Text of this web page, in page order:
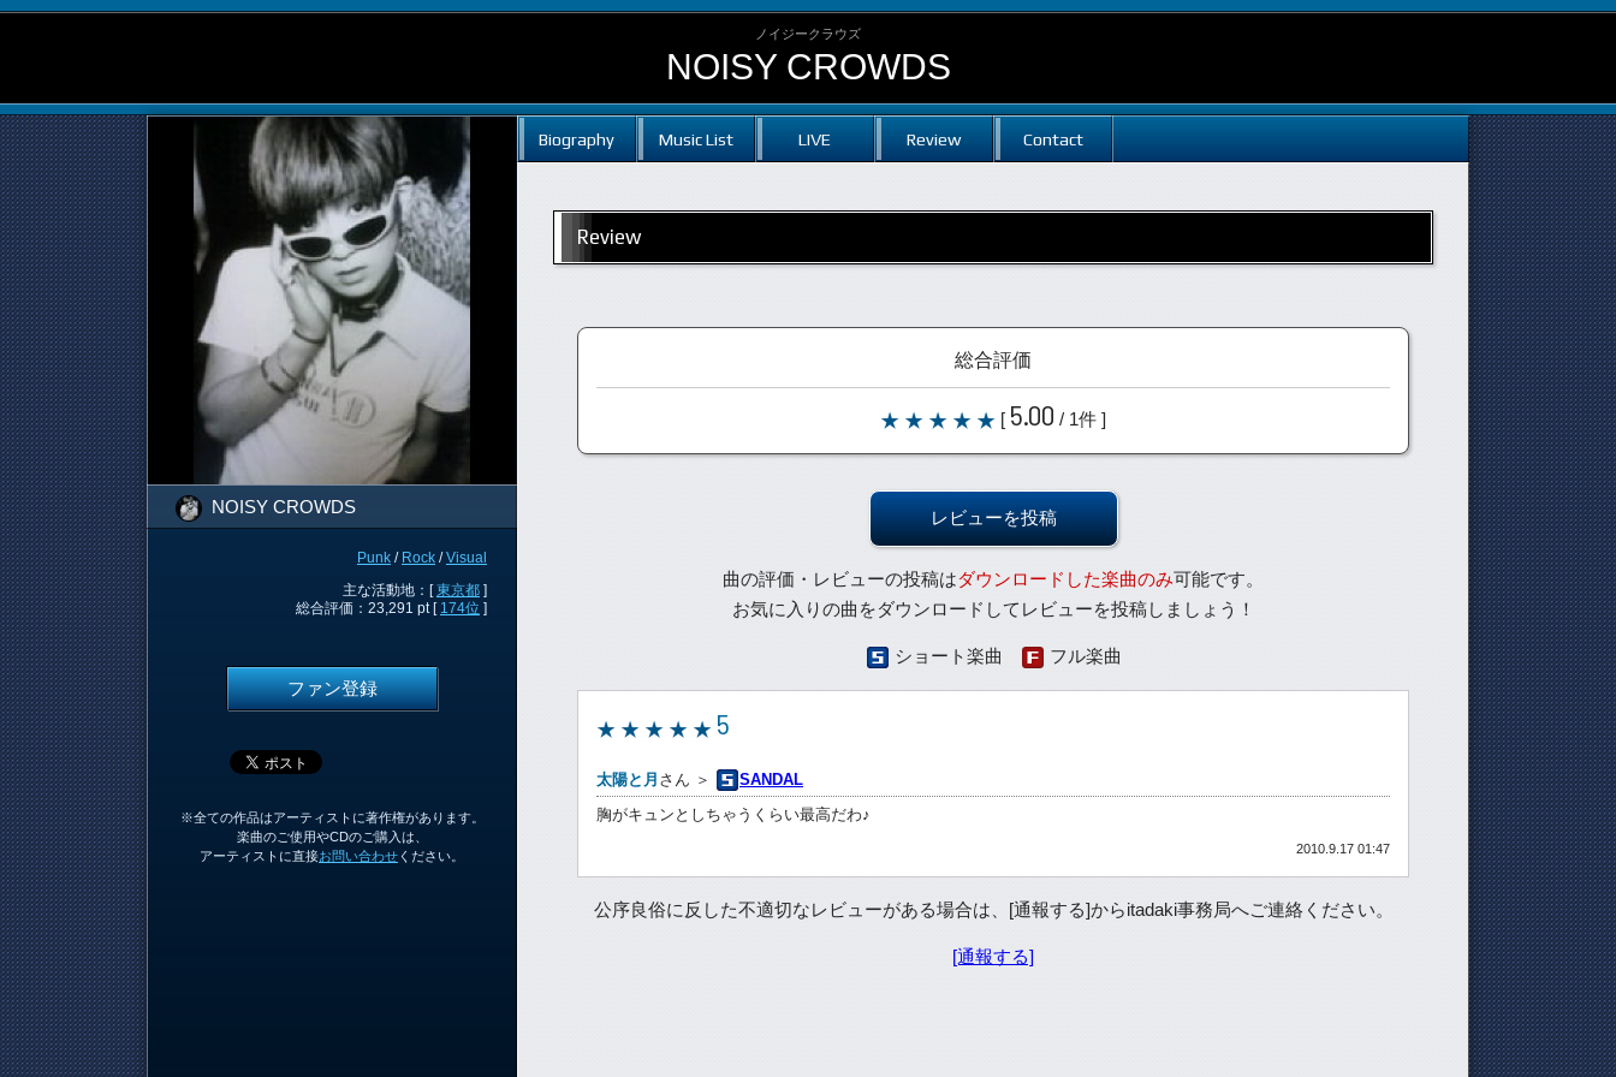
ノイジークラウズ
NOISY CROWDS
NOISY CROWDS
Punk / Rock /Visual
主な活動地：[東京都 ]
総合評価：23,291 pt [ 174位 ]
ファン登録
※全ての作品はアーティストに著作権があります。
楽曲のご使用やCDのご購入は、
アーティストに直接お問い合わせ ください。
Biography Music List LIVE Review Contact
Review
総合評価
[ 5.00 / 1件 ]
レビューを投稿
曲の評価・レビューの投稿はダウンロードした楽曲のみ可能です。
お気に入りの曲をダウンロードしてレビューを投稿しましょう！
ショート楽曲 フル楽曲
5
太陽と月 さん ＞
SANDAL
胸がキュンとしちゃうくらい最高だわ♪
2010.9.17 01:47
公序良俗に反した不適切なレビューがある場合は、[通報する]からitadaki事務局へご連絡ください。
[通報する]